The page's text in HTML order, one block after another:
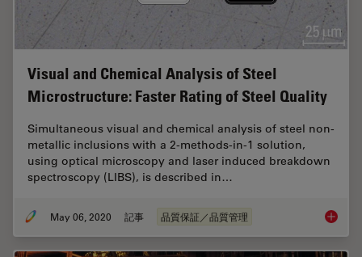
Visual and Chemical Analysis of Steel
Microstructure: Faster Rating of Steel Quality
Simultaneous visual and chemical analysis of steel non-
metallic inclusions with a 2-methods-in-1 solution,
using optical microscopy and laser induced breakdown
spectroscopy (LIBS), is described in…
May 06, 2020 記事 品質保証／品質管理 Visual